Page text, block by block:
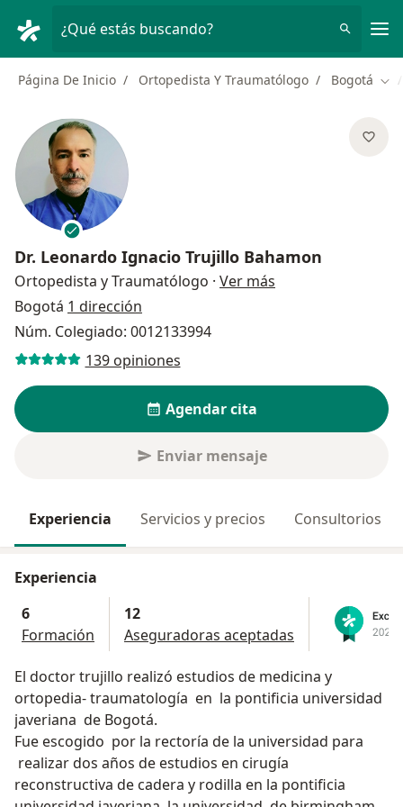
¿Qué estás buscando?
Página De Inicio Ortopedista Y Traumatólogo Bogotá
Dr. Leonardo Ignacio Trujillo Bahamon
Ortopedista y Traumatólogo · Ver más
Bogotá 1 dirección
Núm. Colegiado: 0012133994
139 opiniones
Agendar cita
Enviar mensaje
Experiencia Servicios y precios Consultorios
Experiencia
6
Formación
12
Aseguradoras aceptadas
El doctor trujillo realizó estudios de medicina y
ortopedia- traumatología en la pontificia universidad
javeriana de Bogotá.
Fue escogido por la rectoría de la universidad para
realizar dos años de estudios en cirugía
reconstructiva de cadera y rodilla en la pontificia